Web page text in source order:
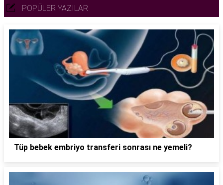
POPÜLER YAZILAR
Tüp bebek embriyo transferi sonrası ne yemeli?